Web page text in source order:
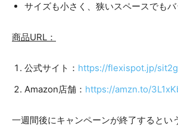
サイズも小さく、狭いスペースでもバ
商品URL：
公式サイト： https://flexispot.jp/
Amazon店舗： https://amzn.to/
一週間後にキャンペーンが終了するとい